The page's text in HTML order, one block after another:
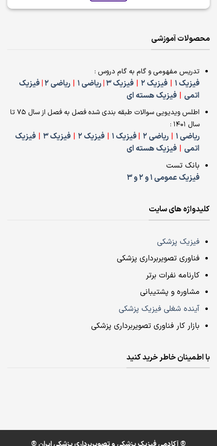
محصولات آموزشی
تدریس مفهومی و گام به گام دروس :
فیزیک 1 | فیزیک 2 | فیزیک 3 |ریاضی 1 | ریاضی 2 |فیزیک
اتمی | فیزیک هسته ای
اطلس ویدیویی سوالات طبقه بندی شده فصل به فصل از سال 75 تا
سال 1401 :
ریاضی 1 | ریاضی 2 |فیزیک 1 | فیزیک 2 | فیزیک 3 | فیزیک
اتمی | فیزیک هسته ای
بانک تست
فیزیک عمومی 1 و 2 و 3
کلیدواژه های سایت
فیزیک پزشکی
فناوری تصویربرداری پزشکی
کارنامه نفرات برتر
مشاوره و پشتیبانی
آینده شغلی فیزیک پزشکی
بازار کار فناوری تصویربرداری پزشکی
با اطمینان خاطر خرید کنید